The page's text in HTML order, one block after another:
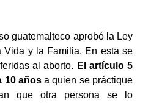
guatemalteco aprobó la Ley
Vida y la Familia. En esta se
al aborto. El artículo 5
10 añosa quien se práctique
que otra persona se lo